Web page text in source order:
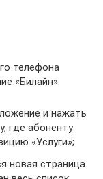
телефона
«Билайн»:
и нажать
где абоненту
«Услуги»;
новая страница